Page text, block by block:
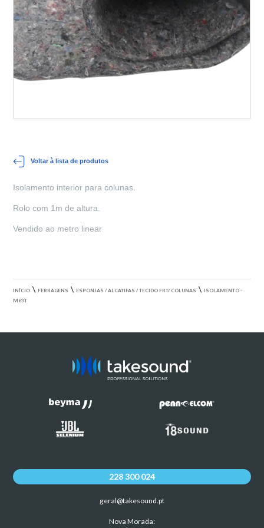
Voltar à lista de produtos
Isolamento interior para colunas.
Rolo com 1m de altura.
Vendido ao metro linear
INÍCIO \ FERRAGENS \ ESPONJAS / ALCATIFAS / TECIDO FRT/ COLUNAS \ ISOLAMENTO -
M63T
228 300 024
geral@takesound.pt
Nova Morada: